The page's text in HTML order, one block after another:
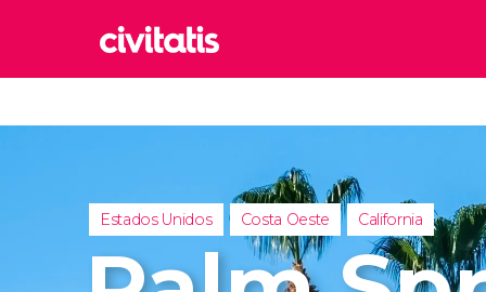
Italia
Reino
Estados Unidos Costa Oeste California